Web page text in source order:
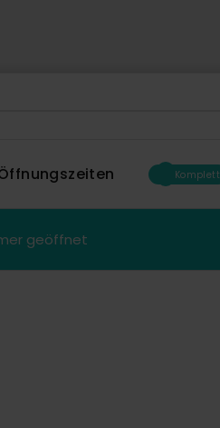
Komplett
geöffnet